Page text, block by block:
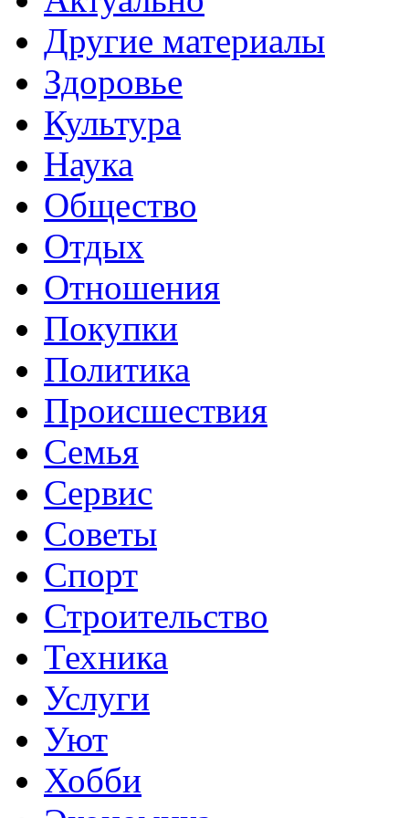
Другие материалы
Здоровье
Культура
Наука
Общество
Отдых
Отношения
Покупки
Политика
Происшествия
Семья
Сервис
Советы
Спорт
Строительство
Техника
Услуги
Уют
Хобби